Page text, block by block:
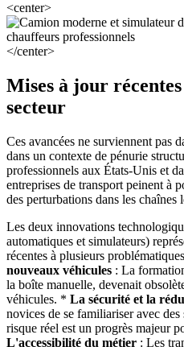
<center>
</center>
Mises à jour
secteur
Ces avancées ne surviennent pas
dans un contexte de pénurie
professionnels aux États-Unis et
entreprises de transport peinent à
des perturbations dans les chaînes
Les deux innovations
automatiques et simulateurs)
récentes à plusieurs
nouveaux véhicules : La
la boîte manuelle, devenait
véhicules. * La sécurité et la
novices de se familiariser avec des
risque réel est un progrès majeur
L'accessibilité du métier : Les